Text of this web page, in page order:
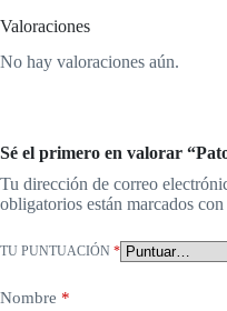
Valoraciones
No hay valoraciones aún.
Sé el primero en valorar
Tu dirección de correo
obligatorios están marcados con
TU PUNTUACIÓN *
Nombre *